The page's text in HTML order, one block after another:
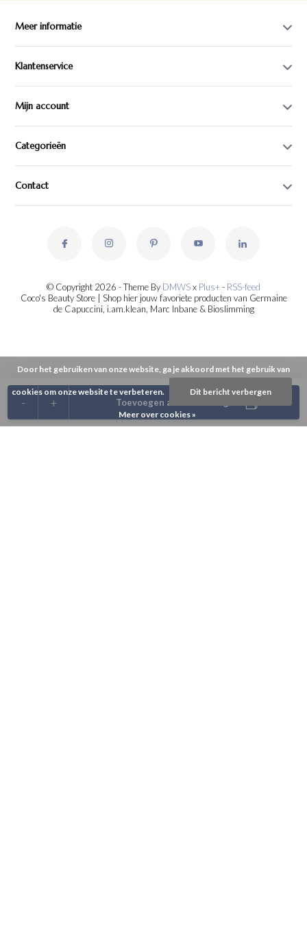
+
- Toevoegen aan winkelwagen
Meer informatie
Klantenservice
Mijn account
Categorieën
Contact
© Copyright 2026 - Theme By DMWSx Plus+- RSS-feed
Coco's Beauty Store | Shop hier jouw favoriete producten van Germaine
de Capuccini, i.am.klean, Marc Inbane & Bioslimming
Door het gebruiken van onze website, ga je akkoord met het gebruik van
cookies om onze website te verbeteren. Dit bericht verbergen
Meer over cookies »